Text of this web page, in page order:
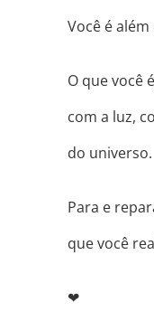
Você é
O que você
com a luz,
do universo.
Para e
que você
❤